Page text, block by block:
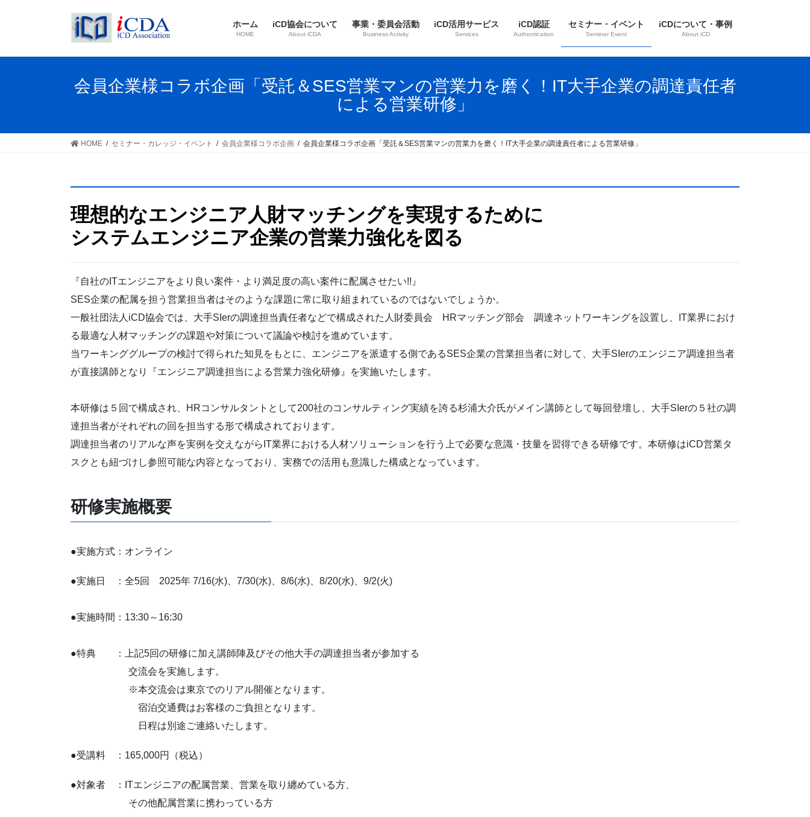
ホーム
HOME
iCD協会について
About iCDA
事業・委員会活動
Business Activity
iCD活用サービス
Services
iCD認証
Authentication
セミナー・イベント
Seminer Event
iCDについて・事例
About iCD
会員企業様コラボ企画「受託＆SES営業マンの営業力を磨く！IT大手企業の調達責任者
による営業研修」
HOME セミナー・カレッジ・イベント 会員企業様コラボ企画 会員企業様コラボ企画「受託＆SES営業マンの営業力を磨く！IT大手企業の調達責任者による営業研修」
理想的なエンジニア人財マッチングを実現するために
システムエンジニア企業の営業力強化を図る
『自社のITエンジニアをより良い案件・より満足度の高い案件に配属させたい!!』
SES企業の配属を担う営業担当者はそのような課題に常に取り組まれているのではないでしょうか。
一般社団法人iCD協会では、大手SIerの調達担当責任者などで構成された人財委員会 HRマッチング部会 調達ネットワーキングを設置し、IT業界におけ
る最適な人材マッチングの課題や対策について議論や検討を進めています。
当ワーキンググループの検討で得られた知見をもとに、エンジニアを派遣する側であるSES企業の営業担当者に対して、大手SIerのエンジニア調達担当者
が直接講師となり『エンジニア調達担当による営業力強化研修』を実施いたします。
本研修は５回で構成され、HRコンサルタントとして200社のコンサルティング実績を誇る杉浦大介氏がメイン講師として毎回登壇し、大手SIerの５社の調
達担当者がそれぞれの回を担当する形で構成されております。
調達担当者のリアルな声を実例を交えながらIT業界における人材ソリューションを行う上で必要な意識・技量を習得できる研修です。本研修はiCD営業タ
スクとも紐づけし参照可能な内容となっており、実務での活用も意識した構成となっています。
研修実施概要
●実施方式：オンライン
●実施日 ：全5回 2025年 7/16(水)、7/30(水)、8/6(水)、8/20(水)、9/2(火)
●実施時間：13:30～16:30
●特典 ：上記5回の研修に加え講師陣及びその他大手の調達担当者が参加する
交流会を実施します。
※本交流会は東京でのリアル開催となります。
宿泊交通費はお客様のご負担となります。
日程は別途ご連絡いたします。
●受講料 ：165,000円（税込）
●対象者 ：ITエンジニアの配属営業、営業を取り纏めている方、
その他配属営業に携わっている方